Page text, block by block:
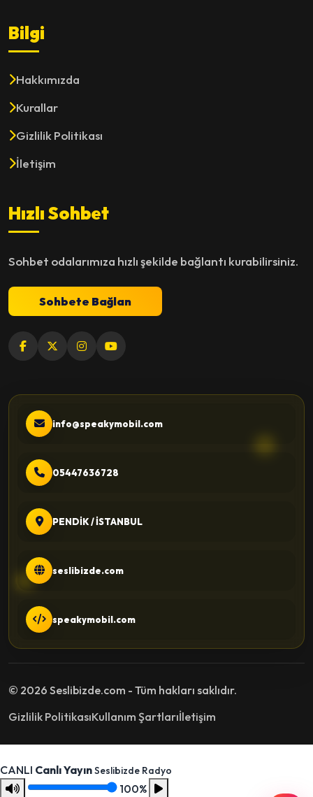
Bilgi
Hakkımızda
Kurallar
Gizlilik Politikası
İletişim
Hızlı Sohbet
Sohbet odalarımıza hızlı şekilde bağlantı kurabilirsiniz.
Sohbete Bağlan
info@speakymobil.com
05447636728
PENDİK / İSTANBUL
seslibizde.com
speakymobil.com
© 2026 Seslibizde.com - Tüm hakları saklıdır.
Gizlilik PolitikasıKullanım Şartlarıİletişim
CANLI Canlı YayınSeslibizde Radyo
100%